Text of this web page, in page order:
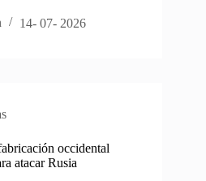
14- 07- 2026
occidental
atacar Rusia